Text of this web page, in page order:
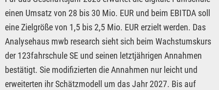
einen Umsatz von 28 bis 30 Mio. EUR und beim EBITDA soll
eine Zielgröße von 1,5 bis 2,5 Mio. EUR erzielt werden. Das
Analysehaus mwb research sieht sich beim Wachstumskurs
der 123fahrschule SE und seinen letztjährigen Annahmen
bestätigt. Sie modifizierten die Annahmen nur leicht und
erweiterten ihr Schätzmodell um das Jahr 2027. Bis auf